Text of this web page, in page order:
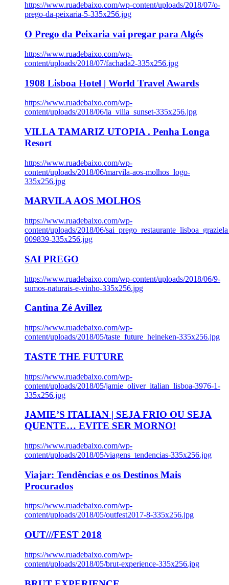
https://www.ruadebaixo.com/wp-content/uploads/2018/07/o-
prego-da-peixaria-5-335x256.jpg
O Prego da Peixaria vai pregar para Algés
https://www.ruadebaixo.com/wp-
content/uploads/2018/07/fachada2-335x256.jpg
1908 Lisboa Hotel | World Travel Awards
https://www.ruadebaixo.com/wp-
content/uploads/2018/06/la_villa_sunset-335x256.jpg
VILLA TAMARIZ UTOPIA . Penha Longa
Resort
https://www.ruadebaixo.com/wp-
content/uploads/2018/06/marvila-aos-molhos_logo-
335x256.jpg
MARVILA AOS MOLHOS
https://www.ruadebaixo.com/wp-
content/uploads/2018/06/
009839-335x256.jpg
SAI PREGO
https://www.ruadebaixo.com/wp-content/uploads/2018/06/9-
sumos-naturais-e-vinho-335x256.jpg
Cantina Zé Avillez
https://www.ruadebaixo.com/wp-
content/uploads/2018/05/taste_future_heineken-335x256.jpg
TASTE THE FUTURE
https://www.ruadebaixo.com/wp-
content/uploads/2018/05/jamie_oliver_italian_lisboa-3976-1-
335x256.jpg
JAMIE’S ITALIAN | SEJA FRIO OU SEJA
QUENTE… EVITE SER MORNO!
https://www.ruadebaixo.com/wp-
content/uploads/2018/05/viagens_tendencias-335x256.jpg
Viajar: Tendências e os Destinos Mais
Procurados
https://www.ruadebaixo.com/wp-
content/uploads/2018/05/outfest2017-8-335x256.jpg
OUT///FEST 2018
https://www.ruadebaixo.com/wp-
content/uploads/2018/05/brut-experience-335x256.jpg